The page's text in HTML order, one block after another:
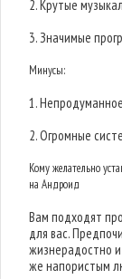
2. Крутые
3. Значимые
Минусы:
1.
2. Огромные
Кому желательно
на Андроид
Вам подходят
для вас.
жизнерадостно
же напористым